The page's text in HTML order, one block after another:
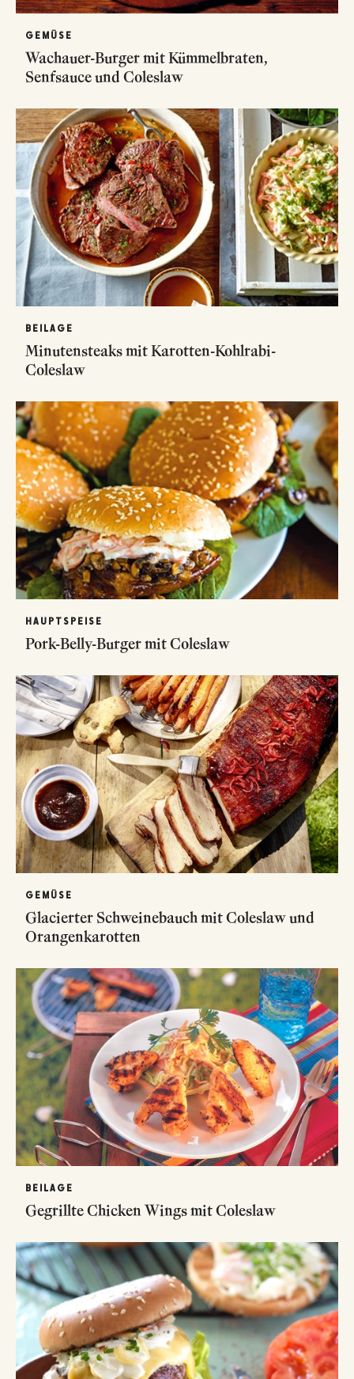
GEMÜSE
Wachauer-Burger mit Kümmelbraten,
Senfsauce und Coleslaw
BEILAGE
Minutensteaks mit Karotten-Kohlrabi-
Coleslaw
HAUPTSPEISE
Pork-Belly-Burger mit Coleslaw
GEMÜSE
Glacierter Schweinebauch mit Coleslaw und
Orangenkarotten
BEILAGE
Gegrillte Chicken Wings mit Coleslaw